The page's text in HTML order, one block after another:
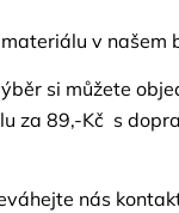
v našem
si můžete
za 89,-Kč s
nás